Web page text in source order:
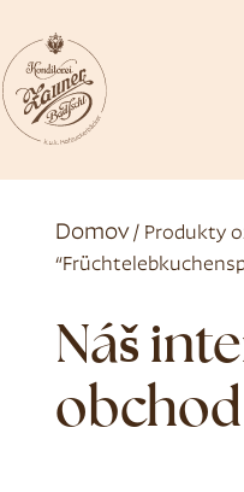
Domov/ Produkty
Náš
obchod